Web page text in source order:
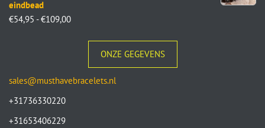
eindbead
€54,95 - €109,00
ONZE GEGEVENS
sales@musthavebracelets.nl
+31736330220
+31653406229